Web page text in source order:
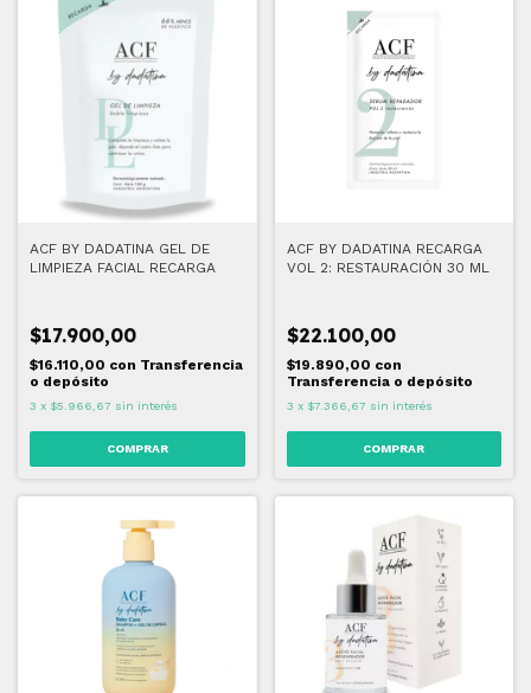
ACF BY DADATINA GEL DE
LIMPIEZA FACIAL RECARGA
$17.900,00
$16.110,00 con Transferencia
o depósito
3 x $5.966,67 sin interés
ACF BY DADATINA RECARGA
VOL 2: RESTAURACIÓN 30 ML
$22.100,00
$19.890,00 con
Transferencia o depósito
3 x $7.366,67 sin interés